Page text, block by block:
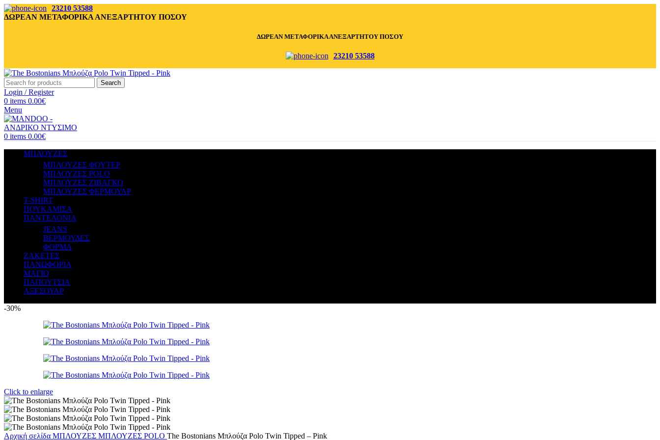
23210 53588
ΔΩΡΕΑΝ ΜΕΤΑΦΟΡΙΚΑ ΑΝΕΞΑΡΤΗΤΟΥ ΠΟΣΟΥ
ΔΩΡΕΑΝ ΜΕΤΑΦΟΡΙΚΑ ΑΝΕΞΑΡΤΗΤΟΥ ΠΟΣΟΥ
23210 53588
Search
Login / Register
0 items 0.00€
Menu
0 items 0.00€
ΜΠΛΟΥΖΕΣ
ΜΠΛΟΥΖΕΣ ΦΟΥΤΕΡ
ΜΠΛΟΥΖΕΣ POLO
ΜΠΛΟΥΖΕΣ ΖΙΒΑΓΚΟ
ΜΠΛΟΥΖΕΣ ΦΕΡΜΟΥΑΡ
T-SHIRT
ΠΟΥΚΑΜΙΣΑ
ΠΑΝΤΕΛΟΝΙΑ
JEANS
ΒΕΡΜΟΥΔΕΣ
ΦΟΡΜΑ
ΖΑΚΕΤΕΣ
ΠΑΝΩΦΟΡΙΑ
ΜΑΓΙΟ
ΠΑΠΟΥΤΣΙΑ
ΑΞΕΣΟΥΑΡ
-30%
Click to enlarge
Αρχική σελίδα ΜΠΛΟΥΖΕΣ ΜΠΛΟΥΖΕΣ POLO The Bostonians Μπλούζα Polo Twin Tipped – Pink